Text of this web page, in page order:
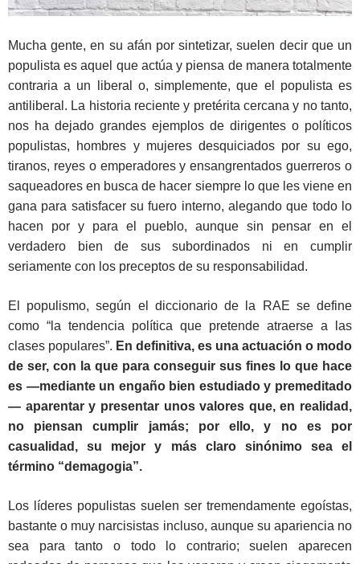
Mucha gente, en su afán por sintetizar, suelen decir que un
populista es aquel que actúa y piensa de manera totalmente
contraria a un liberal o, simplemente, que el populista es
antiliberal. La historia reciente y pretérita cercana y no tanto,
nos ha dejado grandes ejemplos de dirigentes o políticos
populistas, hombres y mujeres desquiciados por su ego,
tiranos, reyes o emperadores y ensangrentados guerreros o
saqueadores en busca de hacer siempre lo que les viene en
gana para satisfacer su fuero interno, alegando que todo lo
hacen por y para el pueblo, aunque sin pensar en el
verdadero bien de sus subordinados ni en cumplir
seriamente con los preceptos de su responsabilidad.
El populismo, según el diccionario de la RAE se define
como “la tendencia política que pretende atraerse a las
clases populares”. En definitiva, es una actuación o modo
de ser, con la que para conseguir sus fines lo que hace
es —mediante un engaño bien estudiado y premeditado
— aparentar y presentar unos valores que, en realidad,
no piensan cumplir jamás; por ello, y no es por
casualidad, su mejor y más claro sinónimo sea el
término “demagogia”.
Los líderes populistas suelen ser tremendamente egoístas,
bastante o muy narcisistas incluso, aunque su apariencia no
sea para tanto o todo lo contrario; suelen aparecen